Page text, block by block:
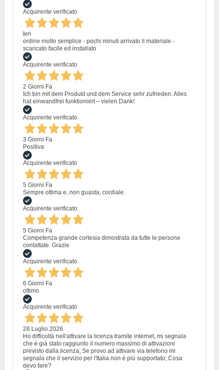
Acquirente verificato
Ieri
ordine molto semplice - pochi minuti arrivato il materiale -
scaricato facile ed installato
Acquirente verificato
2 Giorni Fa
Ich bin mit dem Produkt und dem Service sehr zufrieden. Alles
hat einwandfrei funktioniert – vielen Dank!
Acquirente verificato
3 Giorni Fa
Positiva
Acquirente verificato
5 Giorni Fa
Sempre ottima e, non guasta, cordiale.
Acquirente verificato
5 Giorni Fa
Competenza grande cortesia dimostrata da tutte le persone
contattate. Grazie
Acquirente verificato
6 Giorni Fa
ottimo
Acquirente verificato
28 Luglio 2026
Ho difficoltà nell'attivare la licenza tramite internet, mi segnala
che è già stato raggiunto il numero massimo di attivazioni
previsto dalla licenza; Se provo ad attivare via telefono mi
segnala che il servizio per l'Italia non è più supportato; Cosa
devo fare?